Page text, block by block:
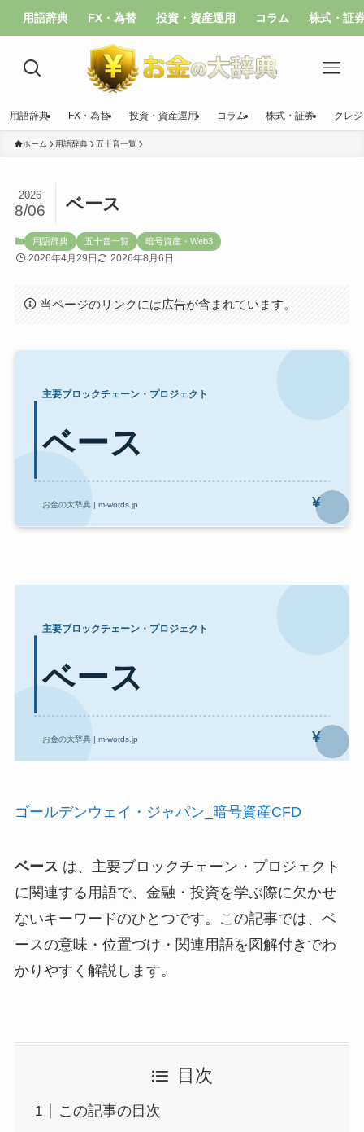
用語辞典 FX・為替 投資・資産運用 コラム 株式・証
用語辞典 FX・為替 投資・資産運用 コラム 株式・証券 クレ
ホーム 用語辞典 五十音一覧
ベース
2026
8/06
用語辞典 五十音一覧 暗号資産・Web3
2026年4月29日 2026年8月6日
当ページのリンクには広告が含まれています。
ゴールデンウェイ・ジャパン_暗号資産CFD
ベース は、主要ブロックチェーン・プロジェクト
に関連する用語で、金融・投資を学ぶ際に欠かせ
ないキーワードのひとつです。この記事では、ベ
ースの意味・位置づけ・関連用語を図解付きでわ
かりやすく解説します。
目次
この記事の目次